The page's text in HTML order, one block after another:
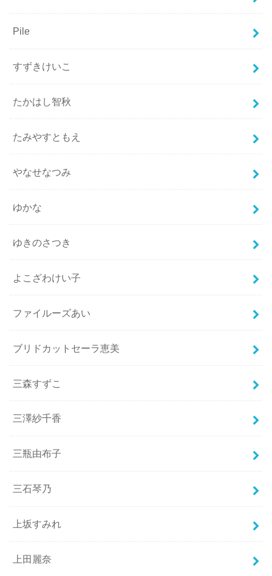
Pile
すずきけいこ
たかはし智秋
たみやすともえ
やなせなつみ
ゆかな
ゆきのさつき
よこざわけい子
ファイルーズあい
ブリドカットセーラ恵美
三森すずこ
三澤紗千香
三瓶由布子
三石琴乃
上坂すみれ
上田麗奈